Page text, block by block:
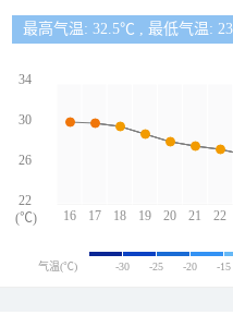
最高气温: 32.5℃ , 最低气温:
16 17 18 19 20 21 22
34
30
26
22
(℃)
气温(℃) -30 -25 -20 -15